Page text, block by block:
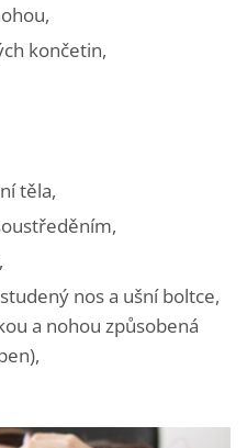
končetin,
těla,
nos a ušní boltce,
a nohou způsobená